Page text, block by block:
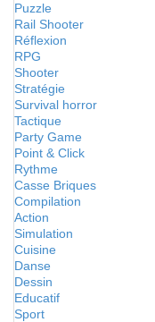
Puzzle
Rail Shooter
Réflexion
RPG
Shooter
Stratégie
Survival horror
Tactique
Party Game
Point & Click
Rythme
Casse Briques
Compilation
Action
Simulation
Cuisine
Danse
Dessin
Educatif
Sport